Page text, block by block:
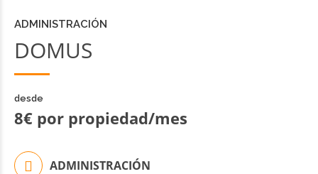
ADMINISTRACIÓN
DOMUS
desde
8€ por propiedad/mes
ADMINISTRACIÓN